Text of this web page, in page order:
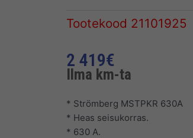
Tootekood 21101925
2 419€
Ilma km-ta
* Strömberg MSTPKR 630A
* Heas seisukorras.
* 630 A.